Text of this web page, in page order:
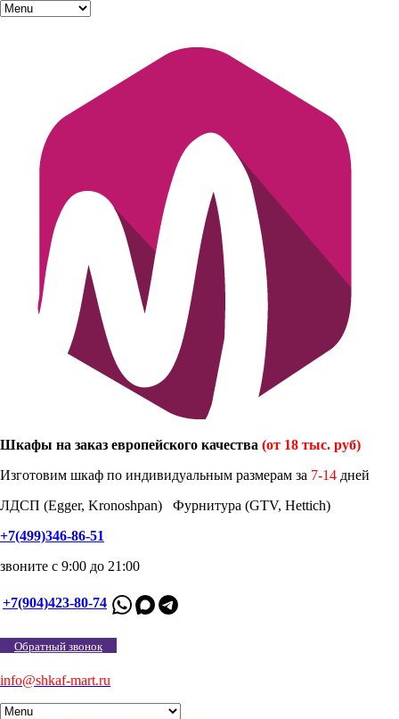
Шкафы на заказ европейского качества (от 18 тыс. руб)
Изготовим шкаф по индивидуальным размерам за 7-14 дней
ЛДСП (Egger, Kronoshpan) Фурнитура (GTV, Hettich)
+7(499)346-86-51
звоните с 9:00 до 21:00
+7(904)423-80-74
Обратный звонок
info@shkaf-mart.ru